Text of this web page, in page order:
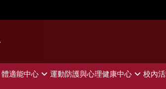
體適能中心 運動防護與心理健康中心 校內